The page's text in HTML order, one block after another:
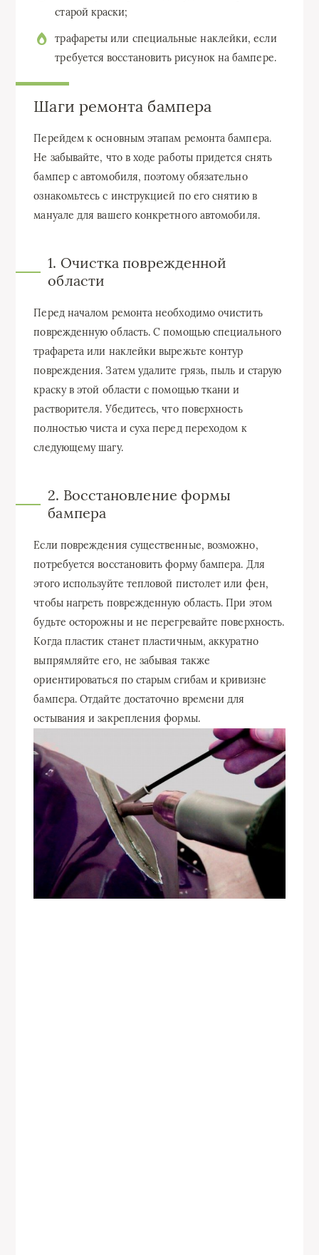
старой краски;
трафареты или специальные наклейки, если
требуется восстановить рисунок на бампере.
Шаги ремонта бампера
Перейдем к основным этапам ремонта бампера.
Не забывайте, что в ходе работы придется снять
бампер с автомобиля, поэтому обязательно
ознакомьтесь с инструкцией по его снятию в
мануале для вашего конкретного автомобиля.
1. Очистка поврежденной
области
Перед началом ремонта необходимо очистить
поврежденную область. С помощью специального
трафарета или наклейки вырежьте контур
повреждения. Затем удалите грязь, пыль и старую
краску в этой области с помощью ткани и
растворителя. Убедитесь, что поверхность
полностью чиста и суха перед переходом к
следующему шагу.
2. Восстановление формы
бампера
Если повреждения существенные, возможно,
потребуется восстановить форму бампера. Для
этого используйте тепловой пистолет или фен,
чтобы нагреть поврежденную область. При этом
будьте осторожны и не перегревайте поверхность.
Когда пластик станет пластичным, аккуратно
выпрямляйте его, не забывая также
ориентироваться по старым сгибам и кривизне
бампера. Отдайте достаточно времени для
остывания и закрепления формы.